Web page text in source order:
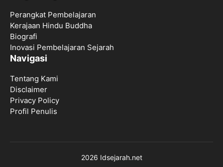
Perangkat Pembelajaran
Kerajaan Hindu Buddha
Biografi
Inovasi Pembelajaran Sejarah
Navigasi
Tentang Kami
Disclaimer
Privacy Policy
Profil Penulis
2026 Idsejarah.net